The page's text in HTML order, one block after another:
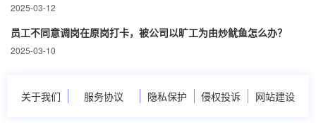
2025-03-12
员工不同意调岗在原岗打卡，被公司以旷工为由炒鱿鱼怎么办？
2025-03-10
关于我们 服务协议 隐私保护 侵权投诉 网站建设